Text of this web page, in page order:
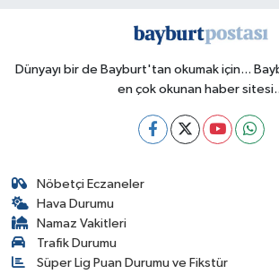
Dünyayı bir de Bayburt'tan okumak için...
en çok okunan haber
Nöbetçi Eczaneler
Hava Durumu
Namaz Vakitleri
Trafik Durumu
Süper Lig Puan Durumu ve Fikstür